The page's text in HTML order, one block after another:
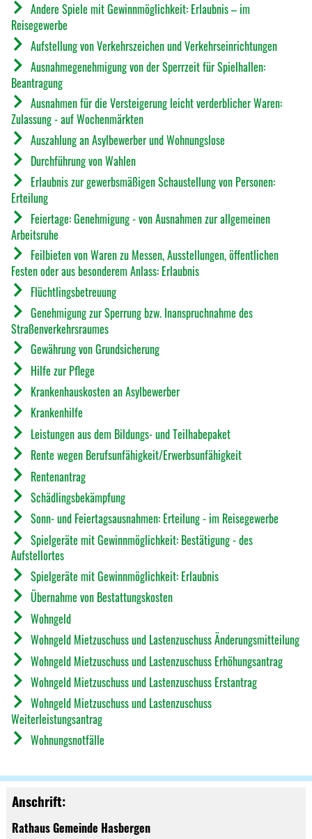
Andere Spiele mit Gewinnmöglichkeit: Erlaubnis – im
Reisegewerbe
Aufstellung von Verkehrszeichen und Verkehrseinrichtungen
Ausnahmegenehmigung von der Sperrzeit für Spielhallen:
Beantragung
Ausnahmen für die Versteigerung leicht verderblicher Waren:
Zulassung - auf Wochenmärkten
Auszahlung an Asylbewerber und Wohnungslose
Durchführung von Wahlen
Erlaubnis zur gewerbsmäßigen Schaustellung von Personen:
Erteilung
Feiertage: Genehmigung - von Ausnahmen zur allgemeinen
Arbeitsruhe
Feilbieten von Waren zu Messen, Ausstellungen, öffentlichen
Festen oder aus besonderem Anlass: Erlaubnis
Flüchtlingsbetreuung
Genehmigung zur Sperrung bzw. Inanspruchnahme des
Straßenverkehrsraumes
Gewährung von Grundsicherung
Hilfe zur Pflege
Krankenhauskosten an Asylbewerber
Krankenhilfe
Leistungen aus dem Bildungs- und Teilhabepaket
Rente wegen Berufsunfähigkeit/Erwerbsunfähigkeit
Rentenantrag
Schädlingsbekämpfung
Sonn- und Feiertagsausnahmen: Erteilung - im Reisegewerbe
Spielgeräte mit Gewinnmöglichkeit: Bestätigung - des
Aufstellortes
Spielgeräte mit Gewinnmöglichkeit: Erlaubnis
Übernahme von Bestattungskosten
Wohngeld
Wohngeld Mietzuschuss und Lastenzuschuss Änderungsmitteilung
Wohngeld Mietzuschuss und Lastenzuschuss Erhöhungsantrag
Wohngeld Mietzuschuss und Lastenzuschuss Erstantrag
Wohngeld Mietzuschuss und Lastenzuschuss
Weiterleistungsantrag
Wohnungsnotfälle
Anschrift:
Rathaus Gemeinde Hasbergen